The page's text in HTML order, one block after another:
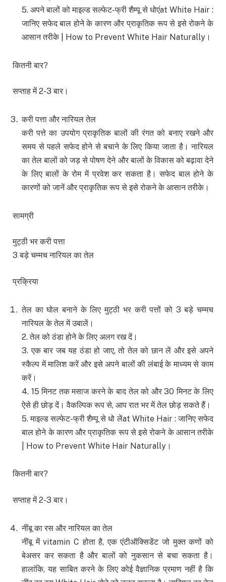
5. अपने बालों को माइल्ड सल्फेट-फ्री शैम्पू से धोएंat White Hair :
जानिए सफेद बाल होने के कारण और प्राकृतिक रूप से इसे रोकने के
आसान तरीके | How to Prevent White Hair Naturally।
कितनी बार?
सप्ताह में 2-3 बार।
करी पत्ता और नारियल तेल
करी पत्ते का उपयोग प्राकृतिक बालों की रंगत को बनाए रखने और
समय से पहले सफेद होने से बचाने के लिए किया जाता है। नारियल
का तेल बालों को जड़ से पोषण देने और बालों के विकास को बढ़ावा देने
के लिए बालों के रोम में प्रवेश कर सकता है। सफेद बाल होने के
कारणों को जानें और प्राकृतिक रूप से इसे रोकने के आसान तरीके।
सामग्री
मुट्ठी भर करी पत्ता
3 बड़े चम्मच नारियल का तेल
प्रक्रिया
तेल का घोल बनाने के लिए मुट्ठी भर करी पत्तों को 3 बड़े चम्मच
नारियल के तेल में उबालें।
2. तेल को ठंडा होने के लिए अलग रख दें।
3. एक बार जब यह ठंडा हो जाए, तो तेल को छान लें और इसे अपने
स्कैल्प में मालिश करें और इसे अपने बालों की लंबाई के माध्यम से काम
करें।
4. 15 मिनट तक मसाज करने के बाद तेल को और 30 मिनट के लिए
ऐसे ही छोड़ दें। वैकल्पिक रूप से, आप रात भर में तेल छोड़ सकते हैं।
5. माइल्ड सल्फेट-फ्री शैम्पू से धो लेंat White Hair : जानिए सफेद
बाल होने के कारण और प्राकृतिक रूप से इसे रोकने के आसान तरीके
| How to Prevent White Hair Naturally।
कितनी बार?
सप्ताह में 2-3 बार।
नींबू का रस और नारियल का तेल
नींबू में vitamin C होता है, एक एंटीऑक्सिडेंट जो मुक्त कणों को
बेअसर कर सकता है और बालों को नुकसान से बचा सकता है।
हालांकि, यह साबित करने के लिए कोई वैज्ञानिक प्रमाण नहीं है कि